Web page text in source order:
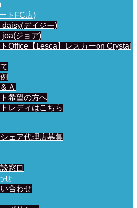
トFC店)
daisy(デイジー)
joa(ジョア)
Office【Lesca】レスカーon Crystal
Ａ
希望の方へ
レディはこちら
ェア代理店募集
窓口
せ
合わせ